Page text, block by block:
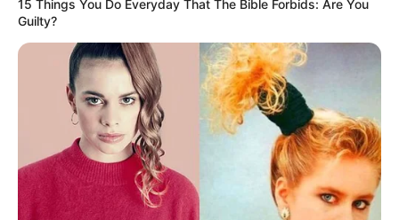
Rundown UK town where stores give up and charity shops
won’t stay – ‘going down the pan’ . hyn
Andy Burnham set to launch ‘£38bn’ tax raid. hyn
Suchergebnisse für „Lorbeerblätter und Falten: Können sie
Botox ersetzen? Die Wahrheit hinter dem beliebten
Naturheilmittel.H